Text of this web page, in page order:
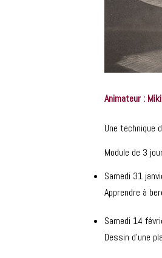
Animateur :
Une technique
Module de 3
Samedi 31
Apprendre à
Samedi 14
Dessin d’une